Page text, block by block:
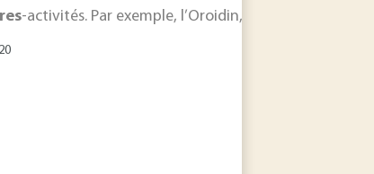
-activités. Par exemple, l’Oroidin, un alcaloïde isolé